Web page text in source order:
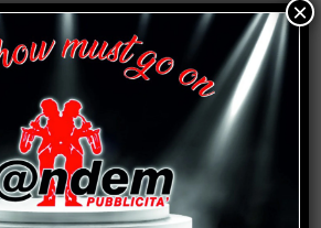
Mestieri artigiani, l’allarme in
commissione: “Un patrimonio che
Città di Castello calcio, settore
giovanile: si riparte dal 17 agosto
×